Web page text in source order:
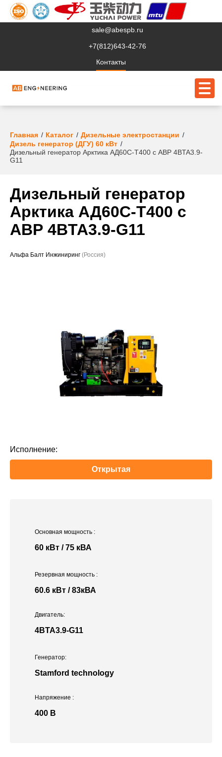
sale@abespb.ru
+7(812)643-42-76
Контакты
О компании
Клиентам
Сервис
Судовое ЭО
Проекты
Главная Каталог
Дизельные электростанции
Дизель генератор (ДГУ) 60 кВт
Дизельный генератор Арктика АД60С-Т400 с АВР 4BTA3.9-
G11
Дизельный генератор
Арктика АД60С-Т400 с
АВР 4BTA3.9-G11
Альфа Балт Инжиниринг (Россия)
Исполнение:
Открытая
Основная мощность :
60 кВт / 75 кВА
Двигатель:
4BTA3.9-G11
Напряжение :
400 В
Резервная мощность :
60.6 кВт / 83кВА
Генератор:
Stamford technology